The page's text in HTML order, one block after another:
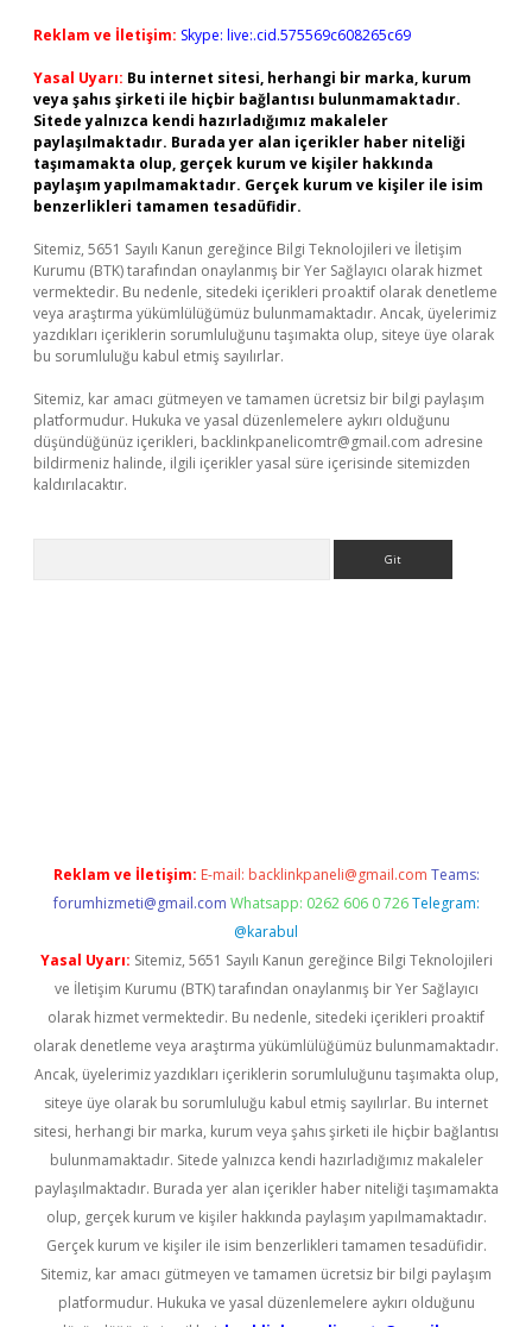
Reklam ve İletişim: Skype: live:.cid.575569c608265c69
Yasal Uyarı: Bu internet sitesi, herhangi bir marka, kurum
veya şahıs şirketi ile hiçbir bağlantısı bulunmamaktadır.
Sitede yalnızca kendi hazırladığımız makaleler
paylaşılmaktadır. Burada yer alan içerikler haber niteliği
taşımamakta olup, gerçek kurum ve kişiler hakkında
paylaşım yapılmamaktadır. Gerçek kurum ve kişiler ile isim
benzerlikleri tamamen tesadüfidir.
Sitemiz, 5651 Sayılı Kanun gereğince Bilgi Teknolojileri ve İletişim
Kurumu (BTK) tarafından onaylanmış bir Yer Sağlayıcı olarak hizmet
vermektedir. Bu nedenle, sitedeki içerikleri proaktif olarak denetleme
veya araştırma yükümlülüğümüz bulunmamaktadır. Ancak, üyelerimiz
yazdıkları içeriklerin sorumluluğunu taşımakta olup, siteye üye olarak
bu sorumluluğu kabul etmiş sayılırlar.
Sitemiz, kar amacı gütmeyen ve tamamen ücretsiz bir bilgi paylaşım
platformudur. Hukuka ve yasal düzenlemelere aykırı olduğunu
düşündüğünüz içerikleri, backlinkpanelicomtr@gmail.com adresine
bildirmeniz halinde, ilgili içerikler yasal süre içerisinde sitemizden
kaldırılacaktır.
Reklam ve İletişim: E-mail: backlinkpaneli@gmail.com Teams:
forumhizmeti@gmail.com Whatsapp: 0262 606 0 726 Telegram:
@karabul
Yasal Uyarı: Sitemiz, 5651 Sayılı Kanun gereğince Bilgi Teknolojileri
ve İletişim Kurumu (BTK) tarafından onaylanmış bir Yer Sağlayıcı
olarak hizmet vermektedir. Bu nedenle, sitedeki içerikleri proaktif
olarak denetleme veya araştırma yükümlülüğümüz bulunmamaktadır.
Ancak, üyelerimiz yazdıkları içeriklerin sorumluluğunu taşımakta olup,
siteye üye olarak bu sorumluluğu kabul etmiş sayılırlar. Bu internet
sitesi, herhangi bir marka, kurum veya şahıs şirketi ile hiçbir bağlantısı
bulunmamaktadır. Sitede yalnızca kendi hazırladığımız makaleler
paylaşılmaktadır. Burada yer alan içerikler haber niteliği taşımamakta
olup, gerçek kurum ve kişiler hakkında paylaşım yapılmamaktadır.
Gerçek kurum ve kişiler ile isim benzerlikleri tamamen tesadüfidir.
Sitemiz, kar amacı gütmeyen ve tamamen ücretsiz bir bilgi paylaşım
platformudur. Hukuka ve yasal düzenlemelere aykırı olduğunu